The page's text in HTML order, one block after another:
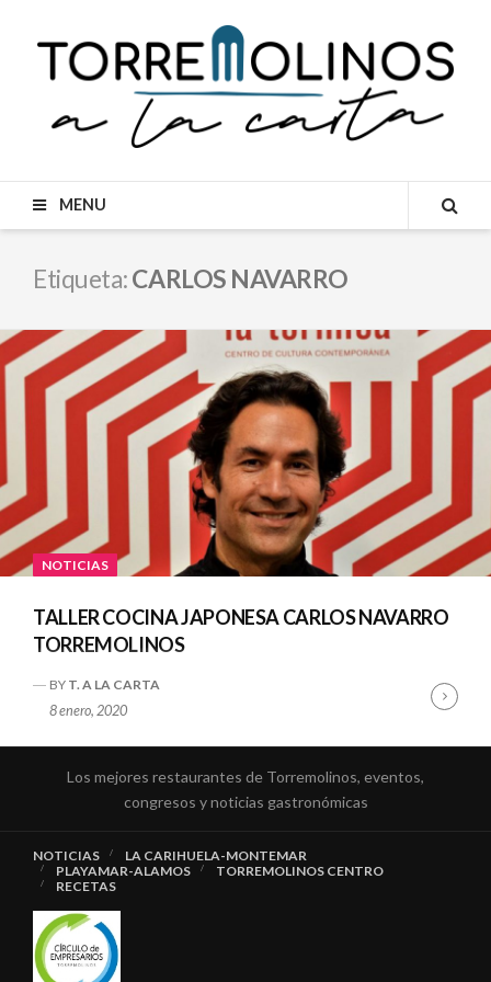
content
MENU
Etiqueta:CARLOS NAVARRO
NOTICIAS
TALLER COCINA JAPONESA CARLOS NAVARRO
TORREMOLINOS
BY T. A LA CARTA
8 enero, 2020
Los mejores restaurantes de Torremolinos, eventos,
congresos y noticias gastronómicas
NOTICIAS
LA CARIHUELA-MONTEMAR
PLAYAMAR-ALAMOS
TORREMOLINOS CENTRO
RECETAS